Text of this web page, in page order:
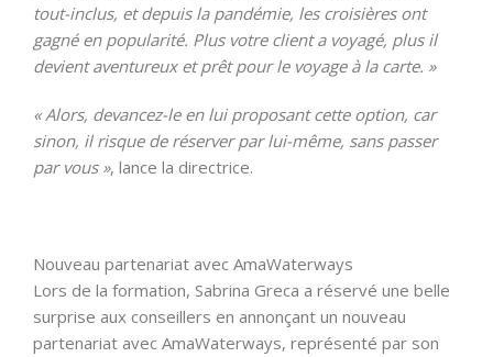
tout-inclus, et depuis la pandémie, les croisières ont
gagné en popularité. Plus votre client a voyagé, plus il
devient aventureux et prêt pour le voyage à la carte. »
« Alors, devancez-le en lui proposant cette option, car
sinon, il risque de réserver par lui-même, sans passer
par vous », lance la directrice.
Nouveau partenariat avec AmaWaterways
Lors de la formation, Sabrina Greca a réservé une belle
surprise aux conseillers en annonçant un nouveau
partenariat avec AmaWaterways, représenté par son